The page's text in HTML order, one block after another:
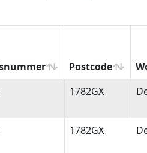
Postcode
Postcode
1782GX
1782GX